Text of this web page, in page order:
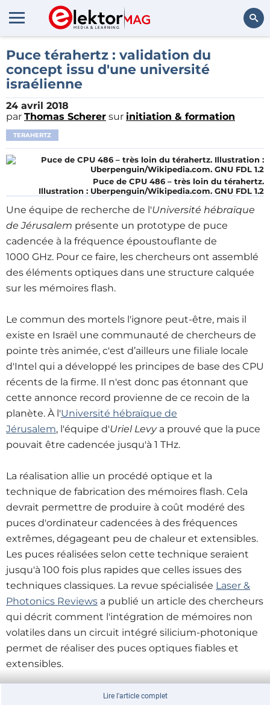
Puce térahertz : validation du
concept issu d'une université
israélienne
24 avril 2018
par Thomas Scherer sur initiation & formation
TERAHERTZ
Puce de CPU 486 – très loin du térahertz.
Illustration : Uberpenguin/Wikipedia.com. GNU FDL 1.2
Une équipe de recherche de l'Université hébraïque
de Jérusalem présente un prototype de puce
cadencée à la fréquence époustouflante de
1000 GHz. Pour ce faire, les chercheurs ont assemblé
des éléments optiques dans une structure calquée
sur les mémoires flash.
Le commun des mortels l'ignore peut-être, mais il
existe en Israël une communauté de chercheurs de
pointe très animée, c'est d’ailleurs une filiale locale
d'Intel qui a développé les principes de base des CPU
récents de la firme. Il n'est donc pas étonnant que
cette annonce record provienne de ce recoin de la
planète. À l'Université hébraïque de
Jérusalem, l'équipe d'Uriel Levya prouvé que la puce
pouvait être cadencée jusqu'à 1 THz.
La réalisation allie un procédé optique et la
technique de fabrication des mémoires flash. Cela
devrait permettre de produire à coût modéré des
puces d'ordinateur cadencées à des fréquences
extrêmes, dégageant peu de chaleur et extensibles.
Les puces réalisées selon cette technique seraient
jusqu'à 100 fois plus rapides que celles issues des
techniques classiques. La revue spécialisée Laser &
Photonics Reviews a publié un article des chercheurs
qui décrit comment l'intégration de mémoires non
volatiles dans un circuit intégré silicium-photonique
permet de réaliser des puces optiques fiables et
extensibles.
Le nouveau circuit intégré possède une structure
Lire l'article complet